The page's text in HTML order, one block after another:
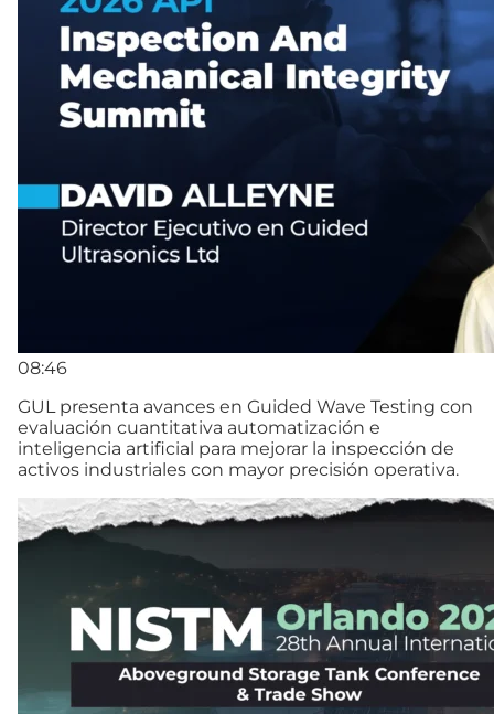
08:46
GUL presenta avances en Guided Wave Testing con
evaluación cuantitativa automatización e
inteligencia artificial para mejorar la inspección de
activos industriales con mayor precisión operativa.